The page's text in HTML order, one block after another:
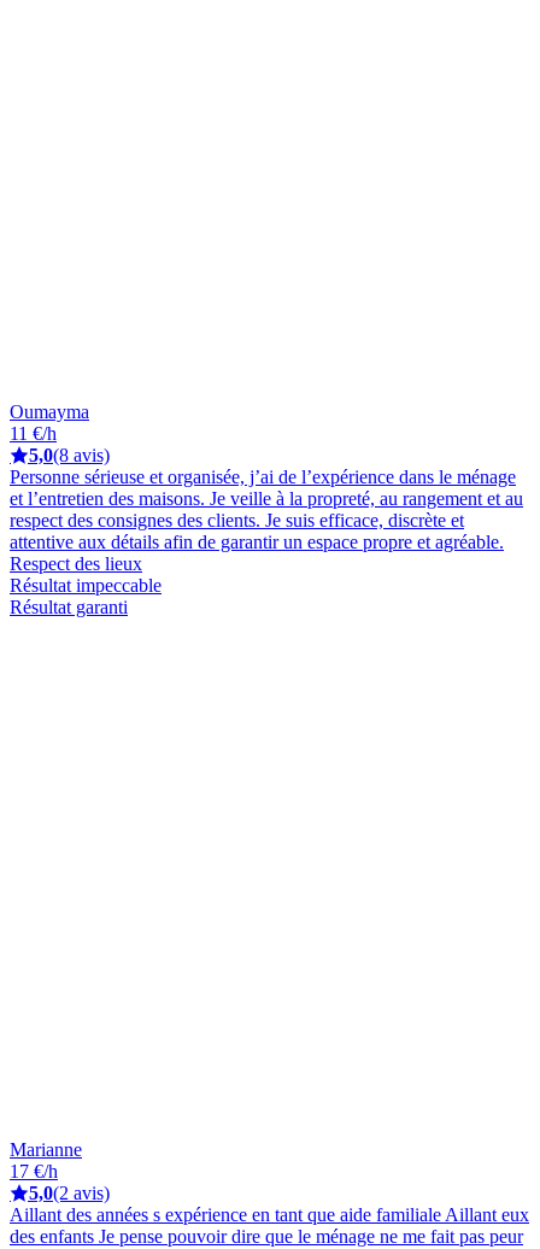
Oumayma
11 €/h
5,0(8 avis)
Personne sérieuse et organisée, j’ai de l’expérience dans le ménage
et l’entretien des maisons. Je veille à la propreté, au rangement et au
respect des consignes des clients. Je suis efficace, discrète et
attentive aux détails afin de garantir un espace propre et agréable.
Respect des lieux
Résultat impeccable
Résultat garanti
Marianne
17 €/h
5,0(2 avis)
Aillant des années s expérience en tant que aide familiale Aillant eux
des enfants Je pense pouvoir dire que le ménage ne me fait pas peur